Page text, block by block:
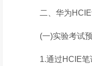
二、华为HCIE
(一)实验考试
1.通过HCIE笔